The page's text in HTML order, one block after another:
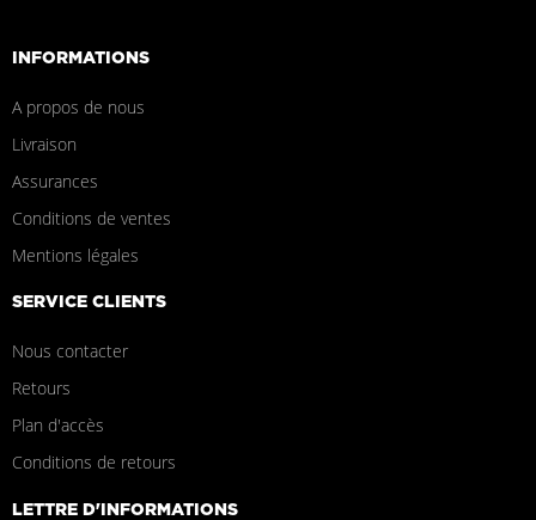
INFORMATIONS
A propos de nous
Livraison
Assurances
Conditions de ventes
Mentions légales
SERVICE CLIENTS
Nous contacter
Retours
Plan d'accès
Conditions de retours
LETTRE D'INFORMATIONS